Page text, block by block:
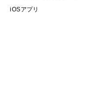
iOSアプリ